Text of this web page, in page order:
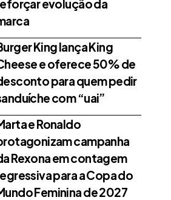
evolução da
King lança King
e oferece 50% de
para quem pedir
com “uai”
e Ronaldo
campanha
Rexona em contagem
para a Copa do
Feminina de 2027